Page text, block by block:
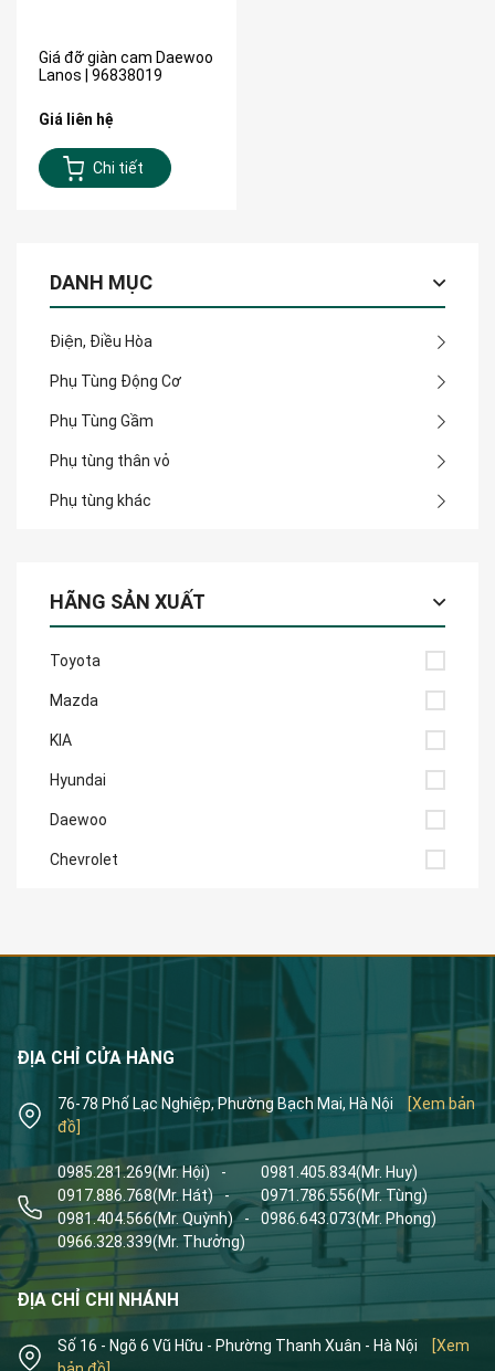
DANH MỤC
Điện, Điều Hòa
Phụ Tùng Động Cơ
Phụ Tùng Gầm
Phụ tùng thân vỏ
Phụ tùng khác
HÃNG SẢN XUẤT
Toyota
Mazda
KIA
Hyundai
Daewoo
Chevrolet
Giá đỡ giàn cam Daewoo
Lanos | 96838019
Giá liên hệ
Chi tiết
ĐỊA CHỈ CỬA HÀNG
76-78 Phố Lạc Nghiệp, Phường Bạch Mai, Hà Nội
[Xem bản
đồ]
0985.281.269(Mr. Hội) - 0981.405.834(Mr. Huy)
0917.886.768(Mr. Hát) - 0971.786.556(Mr. Tùng)
0981.404.566(Mr. Quỳnh) - 0986.643.073(Mr. Phong)
0966.328.339(Mr. Thưởng)
ĐỊA CHỈ CHI NHÁNH
Số 16 - Ngõ 6 Vũ Hữu - Phường Thanh Xuân - Hà Nội
[Xem